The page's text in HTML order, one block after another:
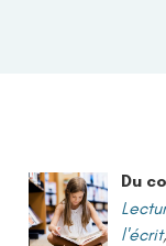
Du
l'écrit,